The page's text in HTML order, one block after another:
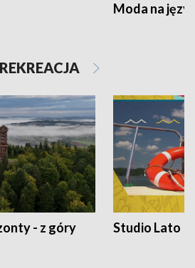
Moda na
- z góry
Studio Lato